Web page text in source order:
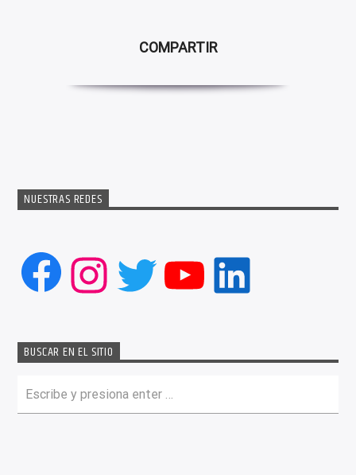
COMPARTIR
NUESTRAS REDES
Facebook
Instagram
Twitter
YouTube
LinkedIn
BUSCAR EN EL SITIO